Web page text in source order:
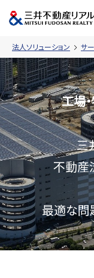
法人ソリューション サ
工場
三
不動産
最適な問